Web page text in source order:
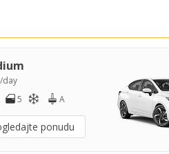
/day
5 A
ponudu